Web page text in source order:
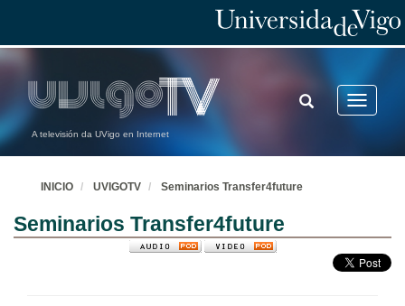
A televisión da UVigo en Internet
Toggle
TOGGLE
SEARCH
INICIO UVIGOTV Seminarios Transfer4future
Seminarios Transfer4future